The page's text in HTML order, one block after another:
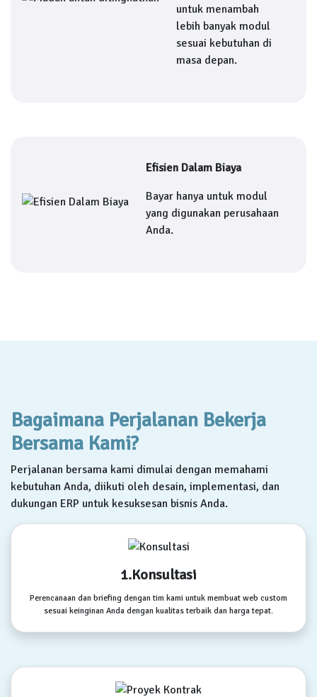
untuk menambah
lebih banyak modul
sesuai kebutuhan di
masa depan.
Efisien Dalam Biaya
Bayar hanya untuk modul
yang digunakan perusahaan
Anda.
Bagaimana Perjalanan Bekerja
Bersama Kami?
Perjalanan bersama kami dimulai dengan memahami
kebutuhan Anda, diikuti oleh desain, implementasi, dan
dukungan ERP untuk kesuksesan bisnis Anda.
1.Konsultasi
Perencanaan dan briefing dengan tim kami untuk membuat web custom
sesuai keinginan Anda dengan kualitas terbaik dan harga tepat.